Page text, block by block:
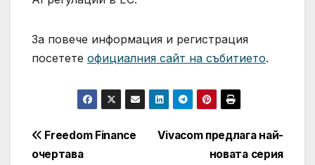
За повече информация и регистрация
посетете официалния сайт на събитието.
Навигация
Vivacom предлага най-
новата серия
Freedom Finance
очертава